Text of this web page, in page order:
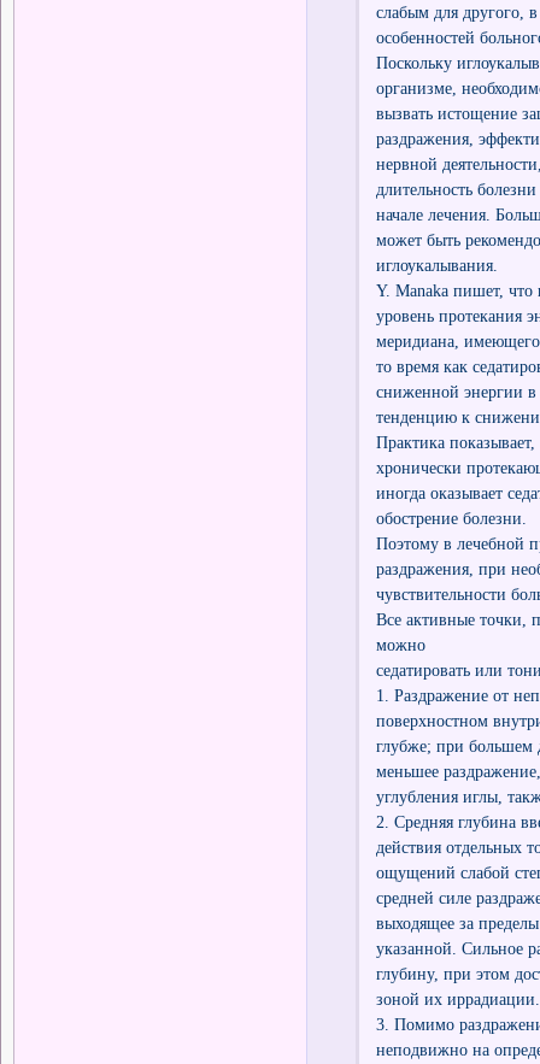
слабым для другого,
особенностей
Поскольку
организме,
вызвать истощение
раздражения,
нервной
длительность
начале лечения.
может быть
иглоукалывания.
Y. Manaka пишет, что
уровень протекания
меридиана, имеющего
то время как
сниженной энергии в
тенденцию к
Практика
хронически
иногда оказывает
обострение болезни.
Поэтому в лечебной
раздражения, при
чувствительности
Все активные точки,
можно
седатировать или
1. Раздражение от
поверхностном
глубже; при большем
меньшее
углубления иглы,
2. Средняя глубина
действия отдельных
ощущений слабой
средней силе
выходящее за
указанной. Сильное
глубину, при этом
зоной их иррадиации.
3. Помимо
неподвижно на